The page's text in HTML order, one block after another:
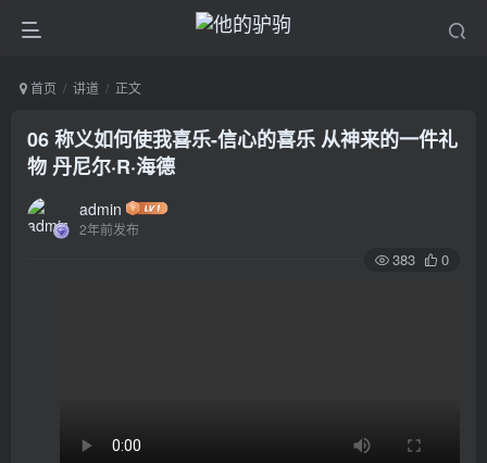
首页 讲道 正文
06 称义如何使我喜乐-信心的喜乐 从神来的一件礼
物 丹尼尔·R·海德
admin
2年前发布
383 0